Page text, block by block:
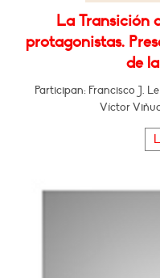
La Transición
protagonistas.
de
Participan: Francisco J.
Víctor